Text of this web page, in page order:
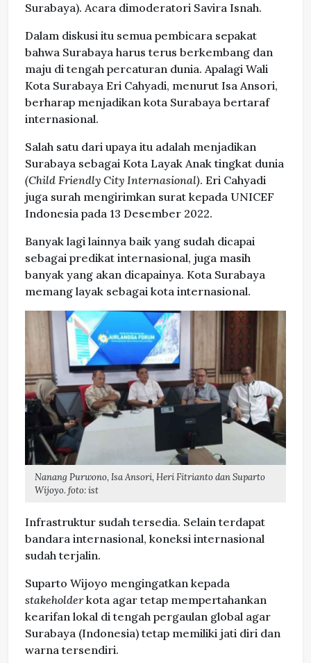
Surabaya). Acara dimoderatori Savira Isnah.
Dalam diskusi itu semua pembicara sepakat
bahwa Surabaya harus terus berkembang dan
maju di tengah percaturan dunia. Apalagi Wali
Kota Surabaya Eri Cahyadi, menurut Isa Ansori,
berharap menjadikan kota Surabaya bertaraf
internasional.
Salah satu dari upaya itu adalah menjadikan
Surabaya sebagai Kota Layak Anak tingkat dunia
(Child Friendly City Internasional). Eri Cahyadi
juga surah mengirimkan surat kepada UNICEF
Indonesia pada 13 Desember 2022.
Banyak lagi lainnya baik yang sudah dicapai
sebagai predikat internasional, juga masih
banyak yang akan dicapainya. Kota Surabaya
memang layak sebagai kota internasional.
Nanang Purwono, Isa Ansori, Heri Fitrianto dan Suparto
Wijoyo. foto: ist
Infrastruktur sudah tersedia. Selain terdapat
bandara internasional, koneksi internasional
sudah terjalin.
Suparto Wijoyo mengingatkan kepada
stakeholderkota agar tetap mempertahankan
kearifan lokal di tengah pergaulan global agar
Surabaya (Indonesia) tetap memiliki jati diri dan
warna tersendiri.